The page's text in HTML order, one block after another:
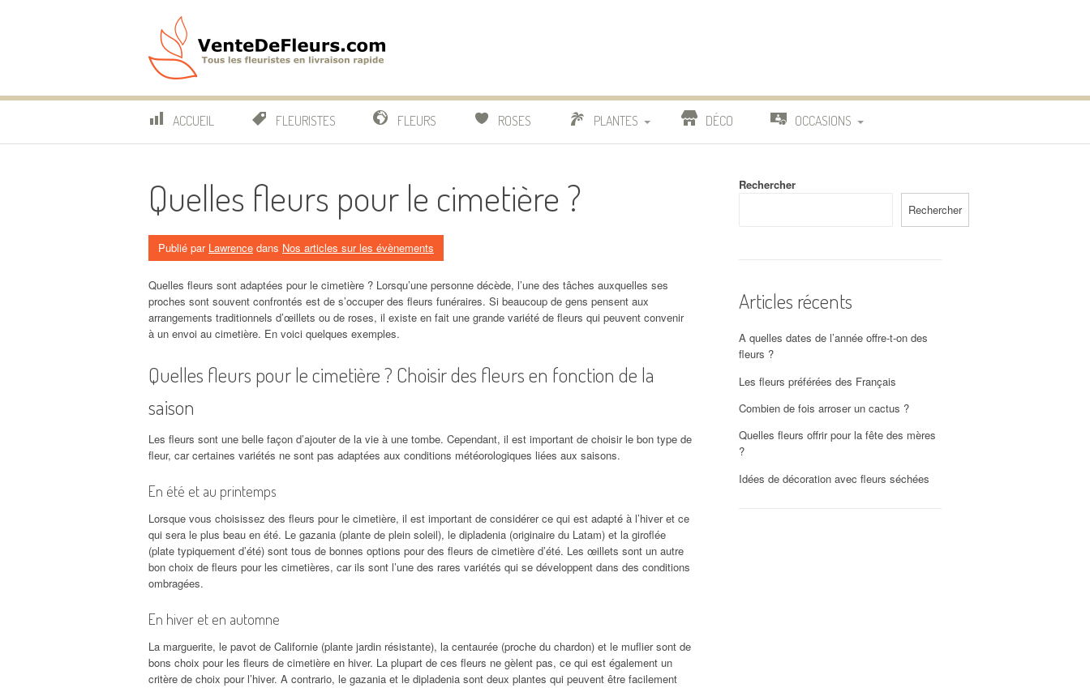
VenteDeFleurs.com
ACCUEIL FLEURISTES FLEURS ROSES PLANTES
CACTUS
DÉCO OCCASIONS
Quelles fleurs pour le cimetière ?
Publié par Lawrence dans Nos articles sur les évènements
Quelles fleurs sont adaptées pour le cimetière ? Lorsqu’une personne décède, l’une des tâches auxquelles ses
proches sont souvent confrontés est de s’occuper des fleurs funéraires. Si beaucoup de gens pensent aux
arrangements traditionnels d’œillets ou de roses, il existe en fait une grande variété de fleurs qui peuvent convenir
à un envoi au cimetière. En voici quelques exemples.
Quelles fleurs pour le cimetière ? Choisir des fleurs en fonction de la
saison
Les fleurs sont une belle façon d’ajouter de la vie à une tombe. Cependant, il est important de choisir le bon type de
fleur, car certaines variétés ne sont pas adaptées aux conditions météorologiques liées aux saisons.
En été et au printemps
Lorsque vous choisissez des fleurs pour le cimetière, il est important de considérer ce qui est adapté à l’hiver et ce
qui sera le plus beau en été. Le gazania (plante de plein soleil), le dipladenia (originaire du Latam) et la giroflée
(plate typiquement d’été) sont tous de bonnes options pour des fleurs de cimetière d’été. Les œillets sont un autre
bon choix de fleurs pour les cimetières, car ils sont l’une des rares variétés qui se développent dans des conditions
ombragées.
En hiver et en automne
La marguerite, le pavot de Californie (plante jardin résistante), la centaurée (proche du chardon) et le muflier sont de
bons choix pour les fleurs de cimetière en hiver. La plupart de ces fleurs ne gèlent pas, ce qui est également un
critère de choix pour l’hiver. A contrario, le gazania et le dipladenia sont deux plantes qui peuvent être facilement
Rechercher
Rechercher
Articles récents
A quelles dates de l’année offre-t-on des
fleurs ?
Les fleurs préférées des Français
Combien de fois arroser un cactus ?
Quelles fleurs offrir pour la fête des mères
?
Idées de décoration avec fleurs séchées